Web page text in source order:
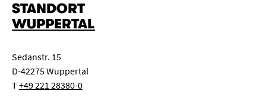
STANDORT
WUPPERTAL
Sedanstr. 15
D-42275 Wuppertal
T+49 221 28380-0